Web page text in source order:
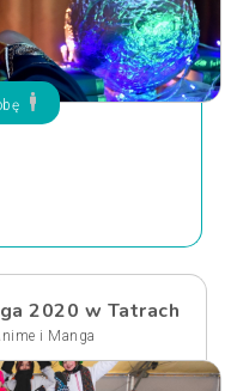
2020 w Tatrach
i Manga